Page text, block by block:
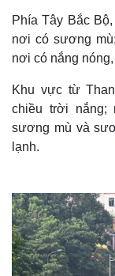
Phía Tây Bắc
nơi có sương
nơi có nắng
Khu vực từ
chiều trời nắng;
sương mù và
lạnh.